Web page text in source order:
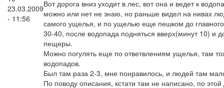
23.03.2009
- 11:56
Вот дорога вниз уходит в лес, вот она и ведет к
можно или нет не знаю, но раньше видел на нивах
самого ущелья, и по ущелью еще пешком до
30-40, после водопада подняться вверх(минут 10) и
пещеры.
Можно погулять еще по ответвлениям ущелья, там
водопадов.
Был там раза 2-3, мне понравилось, и людей там
По поводу описания, кстати там не написано, по